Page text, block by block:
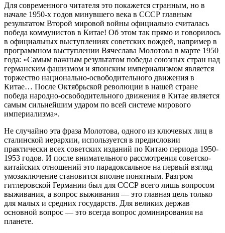
Для современного читателя это покажется странным, но в
начале 1950-х годов минувшего века в СССР главным
результатом Второй мировой войны официально считалась
победа коммунистов в Китае! Об этом так прямо и говорилось
в официальных выступлениях советских вождей, например в
программном выступлении Вячеслава Молотова в марте 1950
года: «Самым важным результатом победы союзных стран над
германским фашизмом и японским империализмом является
торжество национально-освободительного движения в
Китае… После Октябрьской революции в нашей стране
победа народно-освободительного движения в Китае является
самым сильнейшим ударом по всей системе мирового
империализма».
Не случайно эта фраза Молотова, одного из ключевых лиц в
сталинской иерархии, используется в предисловии
практически всех советских изданий по Китаю периода 1950-
1953 годов. И после внимательного рассмотрения советско-
китайских отношений это парадоксальное на первый взгляд
умозаключение становится вполне понятным. Разгром
гитлеровской Германии был для СССР всего лишь вопросом
выживания, а вопрос выживания — это главная цель только
для малых и средних государств. Для великих держав
основной вопрос — это всегда вопрос доминирования на
планете.